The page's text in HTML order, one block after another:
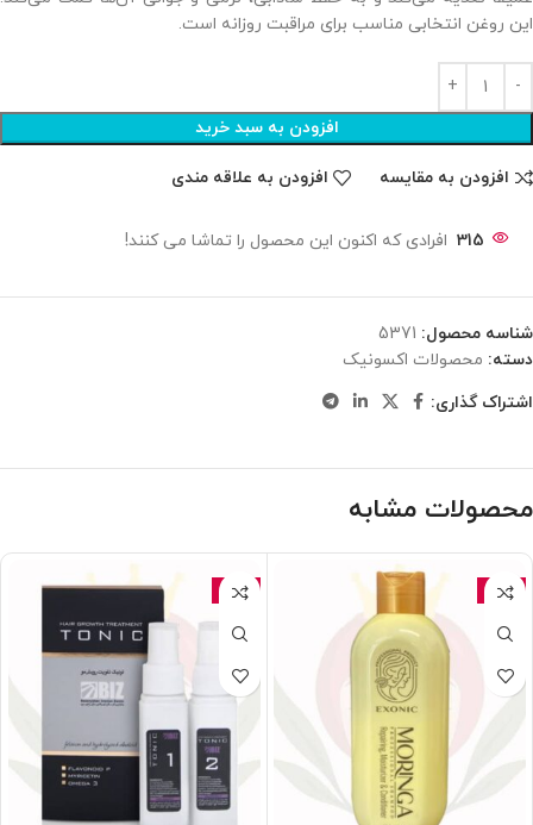
این روغن انتخابی مناسب برای مراقبت روزانه است.
افزودن به سبد خرید
افزودن به مقایسه افزودن به علاقه مندی
315 افرادی که اکنون این محصول را تماشا می کنند!
شناسه محصول: 5371
دسته: محصولات اکسونیک
اشتراک گذاری:
محصولات مشابه
-15%
-15%